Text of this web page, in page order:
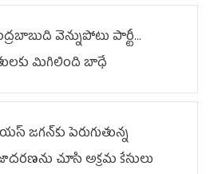
వెన్నుపోటు పార్టీ...
మిగిలింది బాధే
జగన్‌కు పెరుగుతున్న
చూసి అక్రమ కేసులు